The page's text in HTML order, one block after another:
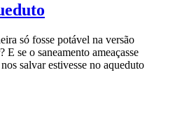
só fosse potável na versão
se o saneamento ameaçasse
salvar estivesse no aqueduto